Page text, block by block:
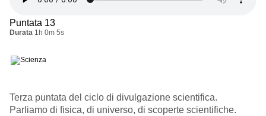
Puntata 13
Durata 1h 0m 5s
Terza puntata del ciclo di divulgazione scientifica.
Parliamo di fisica, di universo, di scoperte scientifiche.